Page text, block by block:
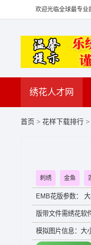
欢迎光临全球最专
绣花人才网
首页 > 花样下载排行 >
刺绣 金鱼
EMB花版参数：
版带文件需绣花软
模拟图片信息：大